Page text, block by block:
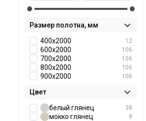
Размер полотна, мм
400x2000
12
600х2000 106
700х2000 106
800х2000 106
900х2000 106
Цвет
белый глянец
38
мокко глянец 8